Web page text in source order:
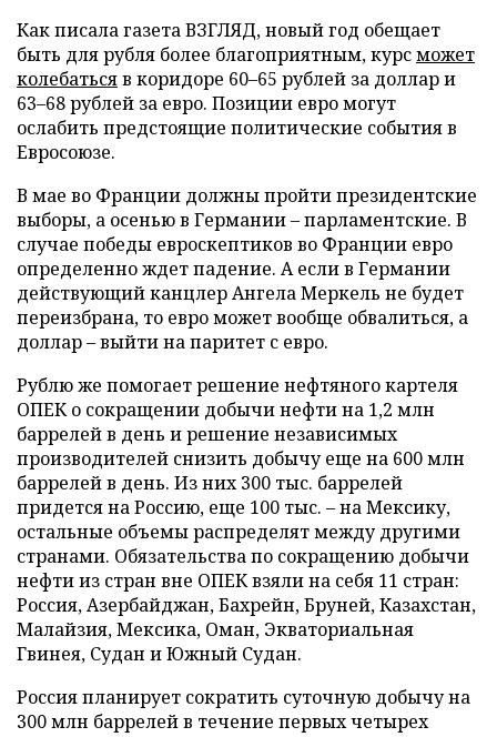
Как писала газета ВЗГЛЯД, новый год обещает
быть для рубля более благоприятным, курсможет
колебатьсяв коридоре 60–65 рублей за доллар и
63–68 рублей за евро. Позиции евро могут
ослабить предстоящие политические события в
Евросоюзе.
В мае во Франции должны пройти президентские
выборы, а осенью в Германии – парламентские. В
случае победы евроскептиков во Франции евро
определенно ждет падение. А если в Германии
действующий канцлер Ангела Меркель не будет
переизбрана, то евро может вообще обвалиться, а
доллар – выйти на паритет с евро.
Рублю же помогает решение нефтяного картеля
ОПЕК о сокращении добычи нефти на 1,2 млн
баррелей в день и решение независимых
производителей снизить добычу еще на 600 млн
баррелей в день. Из них 300 тыс. баррелей
придется на Россию, еще 100 тыс. – на Мексику,
остальные объемы распределят между другими
странами. Обязательства по сокращению добычи
нефти из стран вне ОПЕК взяли на себя 11 стран:
Россия, Азербайджан, Бахрейн, Бруней, Казахстан,
Малайзия, Мексика, Оман, Экваториальная
Гвинея, Судан и Южный Судан.
Россия планирует сократить суточную добычу на
300 млн баррелей в течение первых четырех